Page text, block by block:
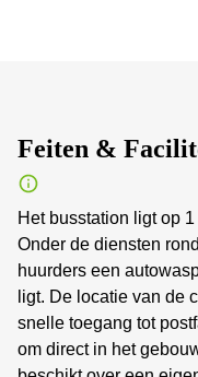
Feiten &
Het busstation ligt op
Onder de diensten
huurders een
ligt. De locatie van de
snelle toegang tot
om direct in het